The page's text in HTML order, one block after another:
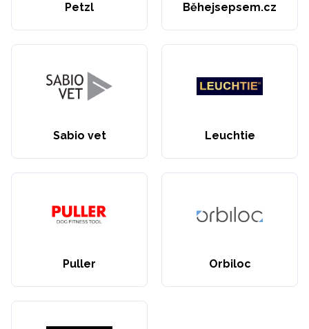
Petzl Běhejsepsem.cz
Sabio vet Leuchtie
Puller Orbiloc